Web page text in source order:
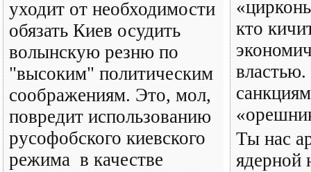
уходит от необходимости
обязать Киев осудить
волынскую резню по
"высоким" политическим
соображениям. Это, мол,
повредит использованию
русофобского киевского
режима в качестве
кто
Ты нас
ядерной